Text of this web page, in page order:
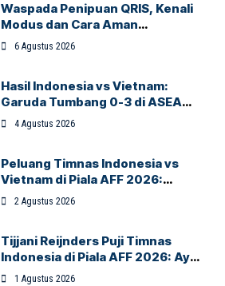
Waspada Penipuan QRIS, Kenali
Modus dan Cara Aman
Bertransaksi
6 Agustus 2026
Hasil Indonesia vs Vietnam:
Garuda Tumbang 0-3 di ASEAN
Hyundai Cup 2026
4 Agustus 2026
Peluang Timnas Indonesia vs
Vietnam di Piala AFF 2026:
Garuda Bidik Tiket Semifinal di
Pakansari
2 Agustus 2026
Tijjani Reijnders Puji Timnas
Indonesia di Piala AFF 2026: Ayo
Indonesia!
1 Agustus 2026